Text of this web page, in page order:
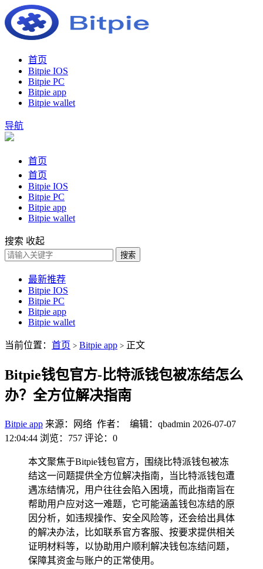
首页
Bitpie IOS
Bitpie PC
Bitpie app
Bitpie wallet
导航
首页
首页
Bitpie IOS
Bitpie PC
Bitpie app
Bitpie wallet
搜索 收起
搜索
最新推荐
Bitpie IOS
Bitpie PC
Bitpie app
Bitpie wallet
当前位置： 首页 > Bitpie app > 正文
Bitpie钱包官方-比特派钱包被冻结怎么
办？全方位解决指南
Bitpie app 来源：网络 作者： 编辑：qbadmin 2026-07-07
12:04:44 浏览：757 评论：0
本文聚焦于Bitpie钱包官方，围绕比特派钱包被冻
结这一问题提供全方位解决指南，当比特派钱包遭
遇冻结情况，用户往往会陷入困境，而此指南旨在
帮助用户应对这一难题，它可能涵盖钱包冻结的原
因分析，如违规操作、安全风险等，还会给出具体
的解决办法，比如联系官方客服、按要求提供相关
证明材料等，以协助用户顺利解决钱包冻结问题，
保障其资金与账户的正常使用。